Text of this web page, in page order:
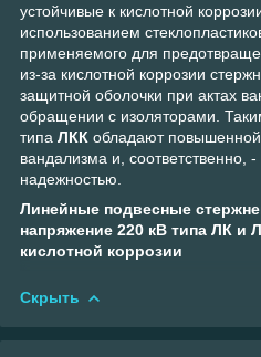
устойчивые к кислотной
использованием
применяемого для
из-за кислотной коррозии
защитной оболочки при актах
обращении с изоляторами.
типа ЛКК обладают повышенной
вандализма и, соответственно,
надежностью.
Линейные подвесные
напряжение 220 кВ типа ЛК и
кислотной коррозии
Скрыть